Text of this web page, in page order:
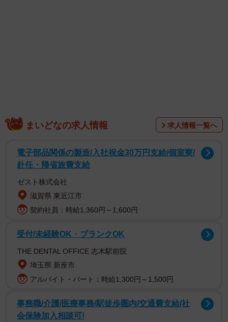
ん。でんかさんは、海洋生物の研究を行うかたわら、海中
な浅海に生息するヤドカリを撮影した写真集「ヤドカリの
グラビア」が現在発売中です。
まいどなの求人情報 求人情報一覧へ
電子部品関係の製造/入社祝金30万円支給/個室寮/
赴任・帰省旅費支給
ゼスト株式会社
滋賀県 東近江市
契約社員：時給1,360円～1,600円
受付/未経験OK・ブランクOK
THE DENTAL OFFICE 志木駅前院
埼玉県 新座市
アルバイト・パート：時給1,300円～1,500円
事務職/介護/医療事務/駅徒歩圏内/交通費支給/社
会保険加入相談可!